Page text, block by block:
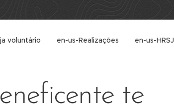
voluntário en-us-Realizações en-us-HRSJ
te